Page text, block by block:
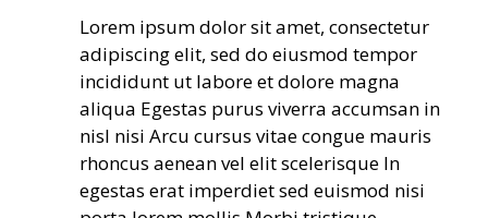
Lorem ipsum dolor sit amet, consectetur
adipiscing elit, sed do eiusmod tempor
incididunt ut labore et dolore magna
aliqua Egestas purus viverra accumsan in
nisl nisi Arcu cursus vitae congue mauris
rhoncus aenean vel elit scelerisque In
egestas erat imperdiet sed euismod nisi